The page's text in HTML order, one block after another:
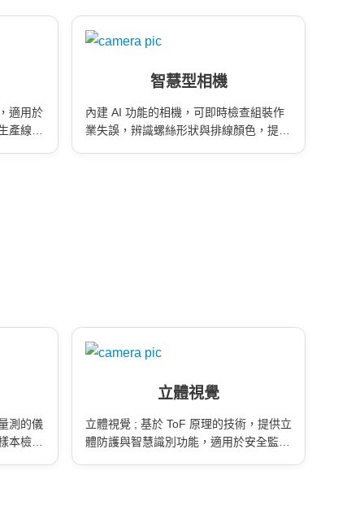
適用於
產線檢
智慧型相機
內建 AI 功能的相機，可即時檢查組裝作
業失誤，辨識螺絲形狀與排線顏色，提升
測的儀
本檢
立體視覺
立體視覺 ; 基於 ToF 原理的技術，提供立
體防護與智慧識別功能，適用於安全監